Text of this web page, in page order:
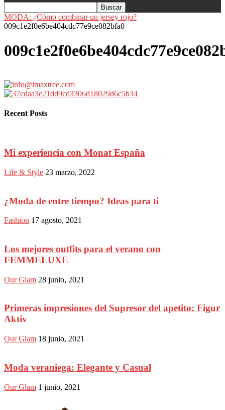
MODA: ¿Cómo combinar un jersey rojo?
009c1e2f0e6be404cdc77e9ce082bfa0
Recent Posts
Mi experiencia con Monat España
Life & Style 23 marzo, 2022
¿Moda de entre tiempo? Ideas para ti
Fashion 17 agosto, 2021
Los mejores outfits para el verano con
FEMMELUXE
Our Glam 28 junio, 2021
Primeras impresiones del Supresor del apetito: Figur
Aktiv
Our Glam 18 junio, 2021
Moda veraniega: Elegante y Casual
Our Glam 1 junio, 2021